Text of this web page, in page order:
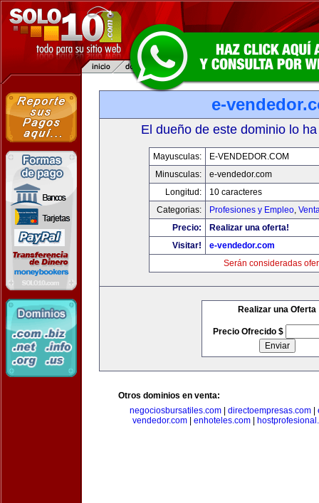
e-
El dueño de este dominio lo
Mayusculas:
E-VENDEDOR.COM
Minusculas:
e-vendedor.com
Longitud:
10 caracteres
Categorias:
Profesiones y Empleo,
Precio:
Realizar una oferta!
Visitar!
e-vendedor.com
Serán consideradas
Realizar una Oferta
Precio Ofrecido $
Otros dominios en venta:
negociosbursatiles.com
directoempresas.com
vendedor.com
enhoteles.com